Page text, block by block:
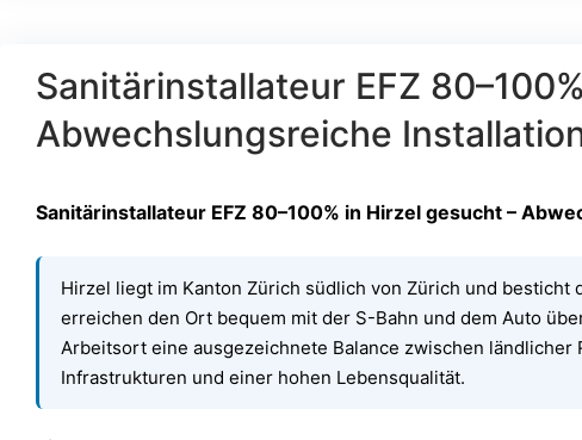
Sanitärinstallateur EFZ
Abwechslungsreiche
Sanitärinstallateur EFZ 80–100% in Hirzel gesucht –
Hirzel liegt im Kanton Zürich südlich von Zürich und besticht
erreichen den Ort bequem mit der S-Bahn und dem Auto
Arbeitsort eine ausgezeichnete Balance zwischen
Infrastrukturen und einer hohen Lebensqualität.